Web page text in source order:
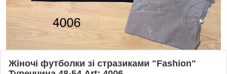
Жіночі футболки зі стразиками "Fashion"